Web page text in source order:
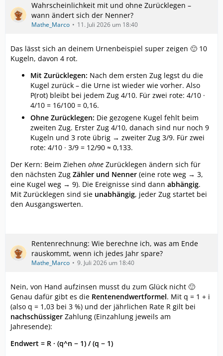
Wahrscheinlichkeit mit und ohne Zurücklegen –
wann ändert sich der Nenner?
Mathe_Marco 11. Juli 2026 um 18:40
Das lässt sich an deinem Urnenbeispiel super zeigen 🙂 10
Kugeln, davon 4 rot.
Mit Zurücklegen: Nach dem ersten Zug legst du die
Kugel zurück – die Urne ist wieder wie vorher. Also
P(rot) bleibt bei jedem Zug 4/10. Für zwei rote: 4/10 ·
4/10 = 16/100 = 0,16.
Ohne Zurücklegen: Die gezogene Kugel fehlt beim
zweiten Zug. Erster Zug 4/10, danach sind nur noch 9
Kugeln und 3 rote übrig → zweiter Zug 3/9. Für zwei
rote: 4/10 · 3/9 = 12/90 ≈ 0,133.
Der Kern: Beim Ziehen ohne Zurücklegen ändern sich für
den nächsten Zug Zähler und Nenner (eine rote weg → 3,
eine Kugel weg → 9). Die Ereignisse sind dann abhängig.
Mit Zurücklegen sind sie unabhängig, jeder Zug startet bei
den Ausgangswerten.
Rentenrechnung: Wie berechne ich, was am Ende
rauskommt, wenn ich jedes Jahr spare?
Mathe_Marco 9. Juli 2026 um 18:40
Nein, von Hand aufzinsen musst du zum Glück nicht 🙂
Genau dafür gibt es die Rentenendwertformel. Mit q = 1 + i
(also q = 1,03 bei 3 %) und der jährlichen Rate R gilt bei
nachschüssiger Zahlung (Einzahlung jeweils am
Jahresende):
Endwert = R · (q^n − 1) / (q − 1)